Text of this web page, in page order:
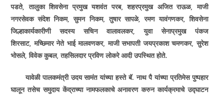
पडते,तालुका शिवसेना प्रमुख यशवंत परब,शहरप्रमुख अजित राऊळ,माजी
नगरसेवक संदेश निकम,सुमन निकम,तुषार सापळे,रमण यावंगणकर,शिवसेना
जिल्हाकार्यकारीणी सदस्य सचिन वालावलकर,युवा सेनाप्रमुख पंकज
शिरसाट,मच्छिमार नेते भाई मालवणकर,माजी सभापती जयप्रकाश चमणकर,सुरेश
भोसले,विवेक कुबल,तहसिलदार प्रविण लोकरे आदी उपस्थित होते.
यावेळी पालकमंत्री उदय सामंत यांच्या हस्ते बॅ. नाथ पै यांच्या प्रतिमेस पुष्पहार
घालून तसेच समुदाय केंद्राच्या नामफलकाचे अनावरण करुन कार्यक्रमाचे उद्घाटन